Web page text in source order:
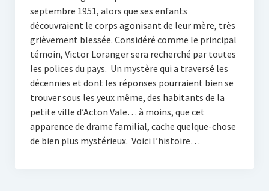
septembre 1951, alors que ses enfants
découvraient le corps agonisant de leur mère, très
grièvement blessée. Considéré comme le principal
témoin, Victor Loranger sera recherché par toutes
les polices du pays. Un mystère qui a traversé les
décennies et dont les réponses pourraient bien se
trouver sous les yeux même, des habitants de la
petite ville d’Acton Vale… à moins, que cet
apparence de drame familial, cache quelque-chose
de bien plus mystérieux. Voici l’histoire…